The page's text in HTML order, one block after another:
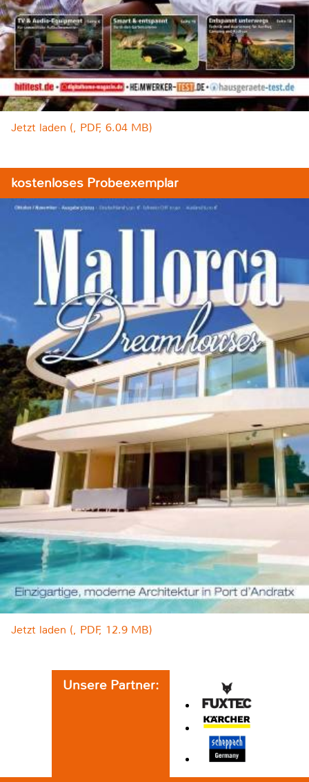
Jetzt laden (, PDF, 6.04 MB)
kostenloses Probeexemplar
Jetzt laden (, PDF, 12.9 MB)
Unsere Partner: